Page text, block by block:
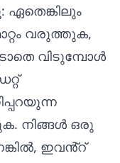
ഏതെങ്കിലും
വരുത്തുക,
വിടുമ്പോൾ
നിങ്ങൾ ഒരു
ഇവൻ്റ്